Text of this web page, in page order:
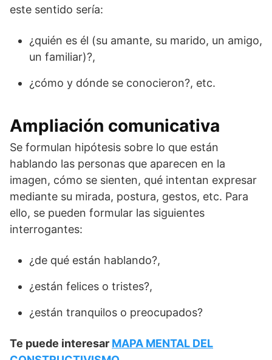
este sentido sería:
¿quién es él (su amante, su marido, un amigo,
un familiar)?,
¿cómo y dónde se conocieron?, etc.
Ampliación comunicativa
Se formulan hipótesis sobre lo que están
hablando las personas que aparecen en la
imagen, cómo se sienten, qué intentan expresar
mediante su mirada, postura, gestos, etc. Para
ello, se pueden formular las siguientes
interrogantes:
¿de qué están hablando?,
¿están felices o tristes?,
¿están tranquilos o preocupados?
Te puede interesar MAPA MENTAL DEL